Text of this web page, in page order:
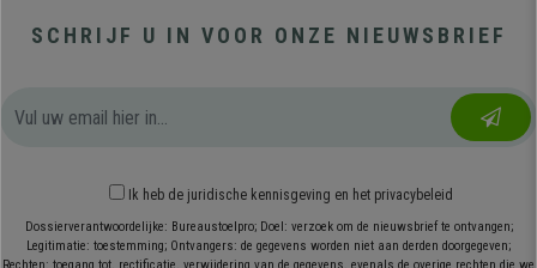
SCHRIJF U IN VOOR ONZE NIEUWSBRIEF
Ik heb de juridische kennisgeving en het privacybeleid
Dossierverantwoordelijke: Bureaustoelpro; Doel: verzoek om de nieuwsbrief te ontvangen;
Legitimatie: toestemming; Ontvangers: de gegevens worden niet aan derden doorgegeven;